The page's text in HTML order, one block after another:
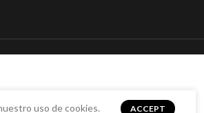
uso de cookies. ACCEPT